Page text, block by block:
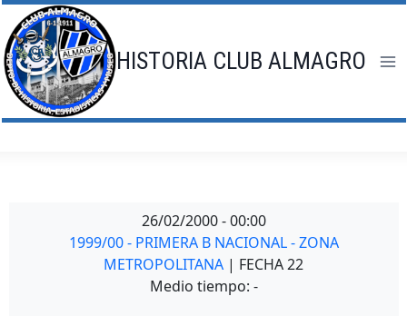
Saltar
al
contenido
HISTORIA CLUB ALMAGRO
26/02/2000 - 00:00
1999/00 - PRIMERA B NACIONAL - ZONA
METROPOLITANA | FECHA 22
Medio tiempo: -